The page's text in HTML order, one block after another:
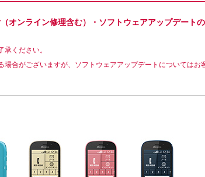
オンライン修理含む）・ソフトウェアアップデートの
ください。
合がございますが、ソフトウェアアップデートについてはお